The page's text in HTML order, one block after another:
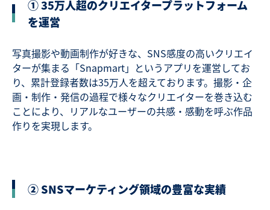
① 35万人超のクリエイタープラットフォーム
を運営
写真撮影や動画制作が好きな、SNS感度の高いクリエイ
ターが集まる「Snapmart」というアプリを運営してお
り、累計登録者数は35万人を超えております。撮影・企
画・制作・発信の過程で様々なクリエイターを巻き込む
ことにより、リアルなユーザーの共感・感動を呼ぶ作品
作りを実現します。
② SNSマーケティング領域の豊富な実績